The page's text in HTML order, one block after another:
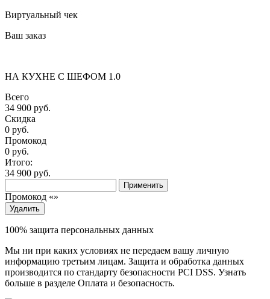
Виртуальный чек
Ваш заказ
НА КУХНЕ С ШЕФОМ 1.0
Всего
34 900 руб.
Скидка
0 руб.
Промокод
0 руб.
Итого:
34 900 руб.
Применить
Промокод «»
Удалить
100% защита персональных данных
Мы ни при каких условиях не передаем вашу личную
информацию третьим лицам. Защита и обработка данных
производится по стандарту безопасности PCI DSS. Узнать
больше в разделе Оплата и безопасность.